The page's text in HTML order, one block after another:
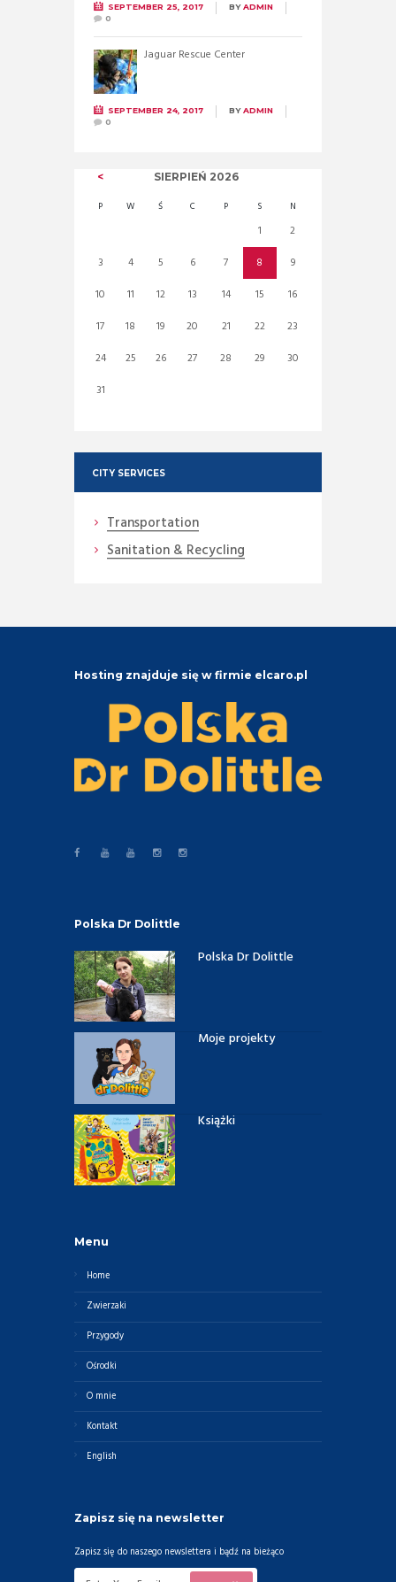
SEPTEMBER 25, 2017 BYADMIN
0
Jaguar Rescue Center
SEPTEMBER 24, 2017 BYADMIN
0
SIERPIEŃ 2026
P W Ś C P S N
1
2
3
4 5 6 7 8
9
10
11 12 13 14 15
16
17
18 19 20 21 22
23
24
25 26 27 28 29
30
31
CITY SERVICES
Transportation
Sanitation & Recycling
Hosting znajduje się w firmie elcaro.pl
Polska Dr Dolittle
Polska Dr Dolittle
Moje projekty
Książki
Menu
Home
Zwierzaki
Przygody
Ośrodki
O mnie
Kontakt
English
Zapisz się na newsletter
Zapisz się do naszego newslettera i bądź na bieżąco